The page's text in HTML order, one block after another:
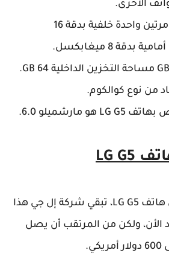
الأخرى.
LG G5 يأتي بكامرتين واحدة خلفية بدقة 16
8 ميغابكسل.
من نوع كوالكوم.
بهاتف LG G5 هو مارشميلو 6.0.
LG G5
هاتف
LG G5، تبقي شركة إل جي هذا
الأن، ولكن من المرتقب أن يصل